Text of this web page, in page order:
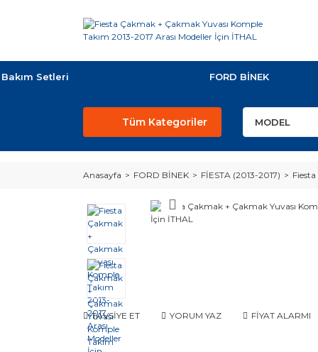
Bakım Setleri FORD BİNEK
Tüm Kategoriler
Anasayfa FORD BİNEK FİESTA (2013-2017)
TAVSİYE ET YORUM YAZ FİYAT ALARMI